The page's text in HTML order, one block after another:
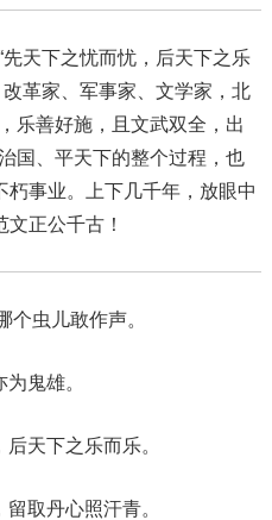
天下之忧而忧，后天下之乐
革家、军事家、文学家，北
乐善好施，且文武双全，出
国、平天下的整个过程，也
朽事业。上下几千年，放眼中
文正公千古！
个虫儿敢作声。
鬼雄。
天下之乐而乐。
取丹心照汗青。